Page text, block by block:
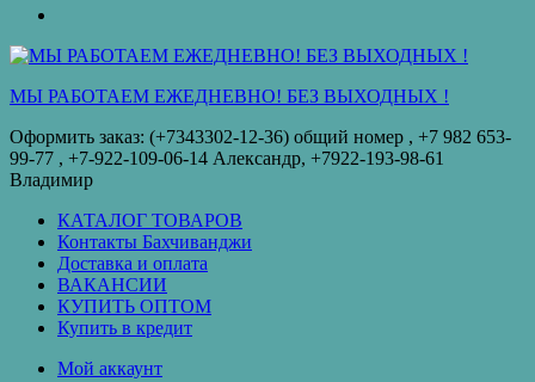
кредит
МЫ РАБОТАЕМ ЕЖЕДНЕВНО! БЕЗ ВЫХОДНЫХ !
Оформить заказ: (+7343302-12-36) общий номер , ‪+7 982 653-
99-77‬ , +7-922-109-06-14 Александр, +7922-193-98-61
Владимир
КАТАЛОГ ТОВАРОВ
Контакты Бахчиванджи
Доставка и оплата
ВАКАНСИИ
КУПИТЬ ОПТОМ
Купить в кредит
Мой аккаунт